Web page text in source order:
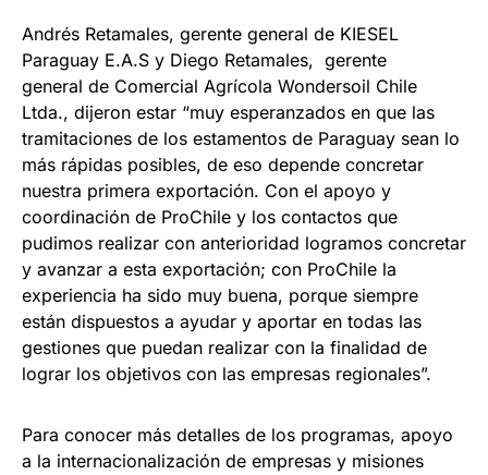
Andrés Retamales, gerente general de KIESEL
Paraguay E.A.S y Diego Retamales, gerente
general de Comercial Agrícola Wondersoil Chile
Ltda., dijeron estar “muy esperanzados en que las
tramitaciones de los estamentos de Paraguay sean lo
más rápidas posibles, de eso depende concretar
nuestra primera exportación. Con el apoyo y
coordinación de ProChile y los contactos que
pudimos realizar con anterioridad logramos concretar
y avanzar a esta exportación; con ProChile la
experiencia ha sido muy buena, porque siempre
están dispuestos a ayudar y aportar en todas las
gestiones que puedan realizar con la finalidad de
lograr los objetivos con las empresas regionales”.
Para conocer más detalles de los programas, apoyo
a la internacionalización de empresas y misiones